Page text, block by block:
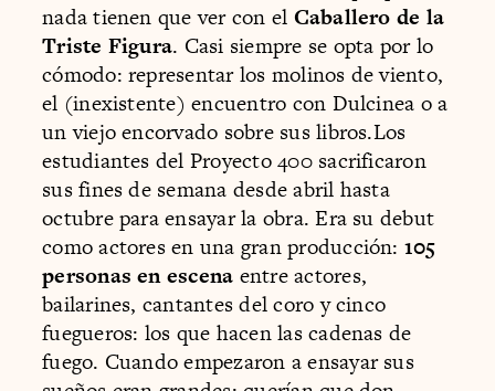
nada tienen que ver con el Caballero de la
Triste Figura. Casi siempre se opta por lo
cómodo: representar los molinos de viento,
el (inexistente) encuentro con Dulcinea o a
un viejo encorvado sobre sus libros.Los
estudiantes del Proyecto 400 sacrificaron
sus fines de semana desde abril hasta
octubre para ensayar la obra. Era su debut
como actores en una gran producción: 105
personas en escena entre actores,
bailarines, cantantes del coro y cinco
fuegueros: los que hacen las cadenas de
fuego. Cuando empezaron a ensayar sus